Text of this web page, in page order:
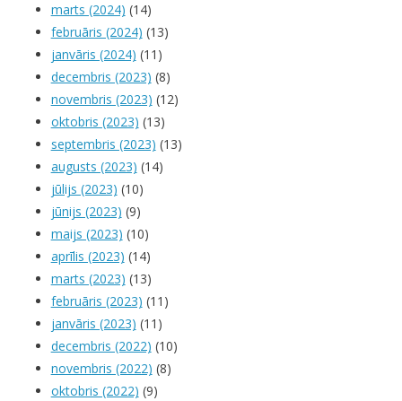
marts (2024) (14)
februāris (2024) (13)
janvāris (2024) (11)
decembris (2023) (8)
novembris (2023) (12)
oktobris (2023) (13)
septembris (2023) (13)
augusts (2023) (14)
jūlijs (2023) (10)
jūnijs (2023) (9)
maijs (2023) (10)
aprīlis (2023) (14)
marts (2023) (13)
februāris (2023) (11)
janvāris (2023) (11)
decembris (2022) (10)
novembris (2022) (8)
oktobris (2022) (9)